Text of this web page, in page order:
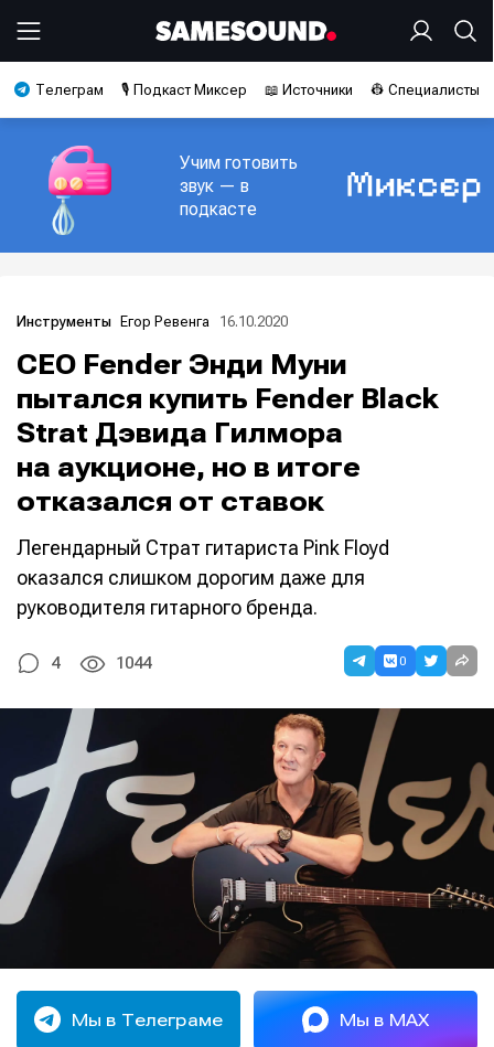
Телеграм 🎙️ Подкаст Миксер 📖 Источники 👷 Специалисты
Учим готовить
звук — в
подкасте
Инструменты Егор Ревенга 16.10.2020
CEO Fender Энди Муни
пытался купить Fender Black
Strat Дэвида Гилмора
на аукционе, но в итоге
отказался от ставок
Легендарный Страт гитариста Pink Floyd
оказался слишком дорогим даже для
руководителя гитарного бренда.
4 1044 0
Мы в Телеграме Мы в MAX